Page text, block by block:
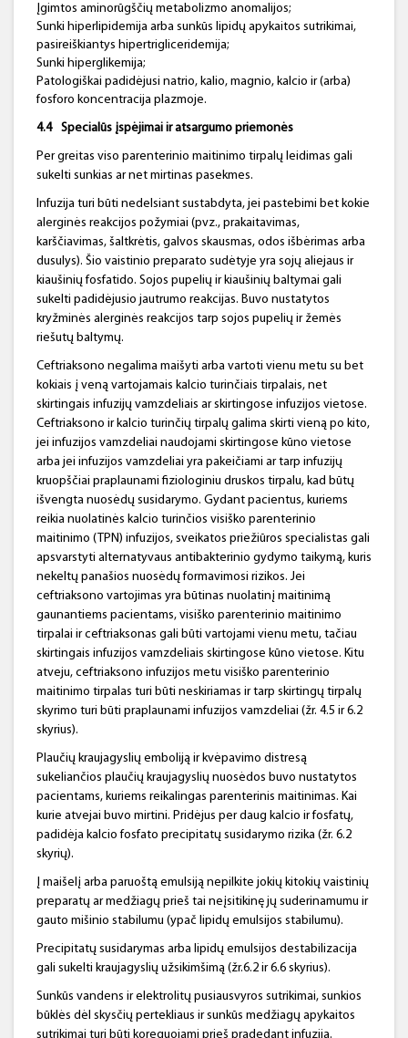
Įgimtos aminorūgščių metabolizmo anomalijos;
Sunki hiperlipidemija arba sunkūs lipidų apykaitos sutrikimai,
pasireiškiantys hipertrigliceridemija;
Sunki hiperglikemija;
Patologiškai padidėjusi natrio, kalio, magnio, kalcio ir (arba)
fosforo koncentracija plazmoje.
4.4 Specialūs įspėjimai ir atsargumo priemonės
Per greitas viso parenterinio maitinimo tirpalų leidimas gali
sukelti sunkias ar net mirtinas pasekmes.
Infuzija turi būti nedelsiant sustabdyta, jei pastebimi bet kokie
alerginės reakcijos požymiai (pvz., prakaitavimas,
karščiavimas, šaltkrėtis, galvos skausmas, odos išbėrimas arba
dusulys). Šio vaistinio preparato sudėtyje yra sojų aliejaus ir
kiaušinių fosfatido. Sojos pupelių ir kiaušinių baltymai gali
sukelti padidėjusio jautrumo reakcijas. Buvo nustatytos
kryžminės alerginės reakcijos tarp sojos pupelių ir žemės
riešutų baltymų.
Ceftriaksono negalima maišyti arba vartoti vienu metu su bet
kokiais į veną vartojamais kalcio turinčiais tirpalais, net
skirtingais infuzijų vamzdeliais ar skirtingose infuzijos vietose.
Ceftriaksono ir kalcio turinčių tirpalų galima skirti vieną po kito,
jei infuzijos vamzdeliai naudojami skirtingose kūno vietose
arba jei infuzijos vamzdeliai yra pakeičiami ar tarp infuzijų
kruopščiai praplaunami fiziologiniu druskos tirpalu, kad būtų
išvengta nuosėdų susidarymo. Gydant pacientus, kuriems
reikia nuolatinės kalcio turinčios visiško parenterinio
maitinimo (TPN) infuzijos, sveikatos priežiūros specialistas gali
apsvarstyti alternatyvaus antibakterinio gydymo taikymą, kuris
nekeltų panašios nuosėdų formavimosi rizikos. Jei
ceftriaksono vartojimas yra būtinas nuolatinį maitinimą
gaunantiems pacientams, visiško parenterinio maitinimo
tirpalai ir ceftriaksonas gali būti vartojami vienu metu, tačiau
skirtingais infuzijos vamzdeliais skirtingose kūno vietose. Kitu
atveju, ceftriaksono infuzijos metu visiško parenterinio
maitinimo tirpalas turi būti neskiriamas ir tarp skirtingų tirpalų
skyrimo turi būti praplaunami infuzijos vamzdeliai (žr. 4.5 ir 6.2
skyrius).
Plaučių kraujagyslių emboliją ir kvėpavimo distresą
sukeliančios plaučių kraujagyslių nuosėdos buvo nustatytos
pacientams, kuriems reikalingas parenterinis maitinimas. Kai
kurie atvejai buvo mirtini. Pridėjus per daug kalcio ir fosfatų,
padidėja kalcio fosfato precipitatų susidarymo rizika (žr. 6.2
skyrių).
Į maišelį arba paruoštą emulsiją nepilkite jokių kitokių vaistinių
preparatų ar medžiagų prieš tai neįsitikinę jų suderinamumu ir
gauto mišinio stabilumu (ypač lipidų emulsijos stabilumu).
Precipitatų susidarymas arba lipidų emulsijos destabilizacija
gali sukelti kraujagyslių užsikimšimą (žr.6.2 ir 6.6 skyrius).
Sunkūs vandens ir elektrolitų pusiausvyros sutrikimai, sunkios
būklės dėl skysčių pertekliaus ir sunkūs medžiagų apykaitos
sutrikimai turi būti koreguojami prieš pradedant infuziją.